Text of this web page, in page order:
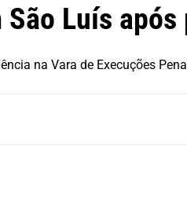
Luís
na Vara de Execuções